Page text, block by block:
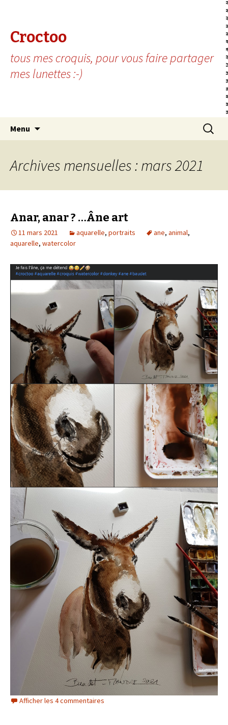
Croctoo
tous mes croquis, pour vous faire partager
mes lunettes :-)
Menu
Archives mensuelles : mars 2021
Anar, anar ? …Âne art
11 mars 2021 aquarelle, portraits ane, animal,
aquarelle, watercolor
Afficher les 4 commentaires